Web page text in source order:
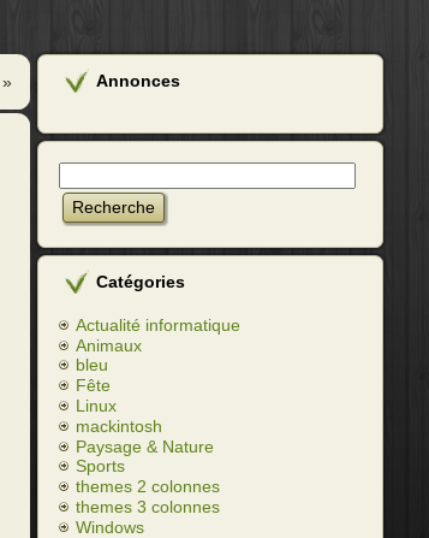
» Annonces
Catégories
Actualité informatique
Animaux
bleu
Fête
Linux
mackintosh
Paysage & Nature
Sports
themes 2 colonnes
themes 3 colonnes
Windows